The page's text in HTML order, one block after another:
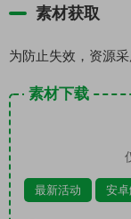
素材获取
为防止失效，资源
素材下载
最新活动 安